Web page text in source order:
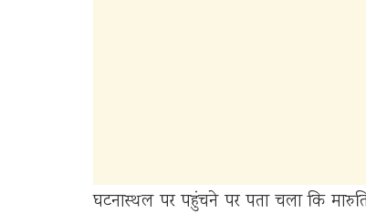
घटनास्थल पर पहुंचने पर पता चला कि